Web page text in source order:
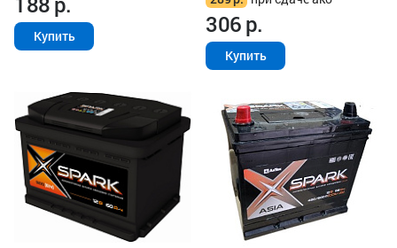
Купить 306р.
Купить